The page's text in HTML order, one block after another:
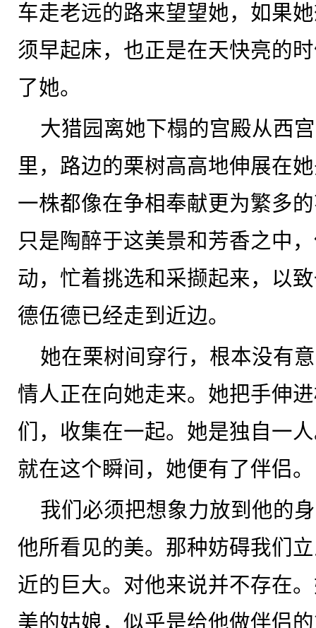
车走老远的路来望望她，如果
须早起床，也正是在天快亮的
了她。
大猎园离她下榻的宫殿从西
里，路边的栗树高高地伸展在
一株都像在争相奉献更为繁多
只是陶醉于这美景和芳香之中
动，忙着挑选和采撷起来，以
德伍德已经走到近边。
她在栗树间穿行，根本没有
情人正在向她走来。她把手伸
们，收集在一起。她是独自一
就在这个瞬间，她便有了伴侣。
我们必须把想象力放到他的
他所看见的美。那种妨碍我们
近的巨大。对他来说并不存在
美的姑娘，似乎是给他做伴侣